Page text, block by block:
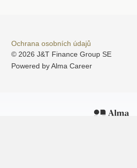
© 2026 J&T Finance Group SE
Powered byAlma Career
Ochrana osobních údajů